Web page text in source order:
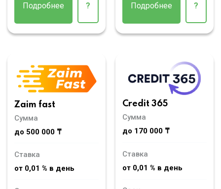
Подробнее ? Подробнее ?
Zaim fast
Сумма
до 500 000 ₸
Ставка
от 0,01 % в день
Credit 365
Сумма
до 170 000 ₸
Ставка
от 0,01 % в день